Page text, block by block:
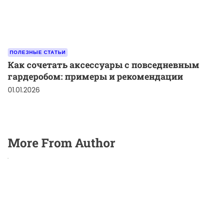
ПОЛЕЗНЫЕ СТАТЬИ
Как сочетать аксессуары с повседневным
гардеробом: примеры и рекомендации
01.01.2026
More From Author